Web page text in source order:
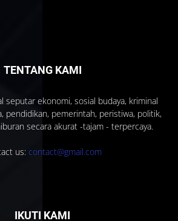
TENTANG KAMI
seputar ekonomi, sosial budaya, kriminal
pendidikan, pemerintah, peristiwa, politik,
secara akurat -tajam - terpercaya.
us: contact@gmail.com
IKUTI KAMI